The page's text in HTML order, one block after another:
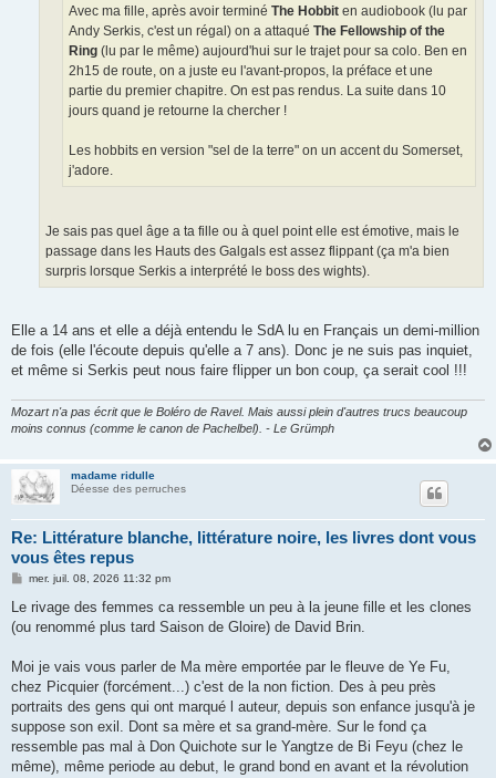
Avec ma fille, après avoir terminé The Hobbit en audiobook (lu par
Andy Serkis, c'est un régal) on a attaqué The Fellowship of the
Ring (lu par le même) aujourd'hui sur le trajet pour sa colo. Ben en
2h15 de route, on a juste eu l'avant-propos, la préface et une
partie du premier chapitre. On est pas rendus. La suite dans 10
jours quand je retourne la chercher !
Les hobbits en version "sel de la terre" on un accent du Somerset,
j'adore.
Je sais pas quel âge a ta fille ou à quel point elle est émotive, mais le
passage dans les Hauts des Galgals est assez flippant (ça m'a bien
surpris lorsque Serkis a interprété le boss des wights).
Elle a 14 ans et elle a déjà entendu le SdA lu en Français un demi-million
de fois (elle l'écoute depuis qu'elle a 7 ans). Donc je ne suis pas inquiet,
et même si Serkis peut nous faire flipper un bon coup, ça serait cool !!!
Mozart n'a pas écrit que le Boléro de Ravel. Mais aussi plein d'autres trucs beaucoup
moins connus (comme le canon de Pachelbel). - Le Grümph
madame ridulle
Déesse des perruches
Re: Littérature blanche, littérature noire, les livres dont vous
vous êtes repus
M
s
a
mer. juil. 08, 2026 11:32 pm
Le rivage des femmes ca ressemble un peu à la jeune fille et les clones
(ou renommé plus tard Saison de Gloire) de David Brin.
Moi je vais vous parler de Ma mère emportée par le fleuve de Ye Fu,
chez Picquier (forcément...) c'est de la non fiction. Des à peu près
portraits des gens qui ont marqué l auteur, depuis son enfance jusqu'à je
suppose son exil. Dont sa mère et sa grand-mère. Sur le fond ça
ressemble pas mal à Don Quichote sur le Yangtze de Bi Feyu (chez le
même), même periode au debut, le grand bond en avant et la révolution